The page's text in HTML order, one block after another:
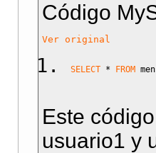
Código
Ver original
SELECT * FROM
Este
usuario1 y